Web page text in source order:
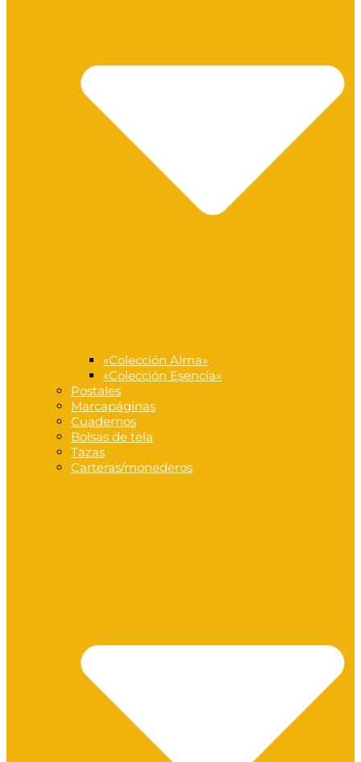
«Colección Alma»
«Colección Esencia»
Postales
Marcapáginas
Cuadernos
Bolsas de tela
Tazas
Carteras/monederos